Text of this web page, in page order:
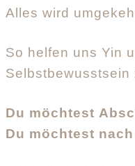
Alles wird
So helfen uns Yin
Selbstbewusstsein
Du möchtest
Du möchtest